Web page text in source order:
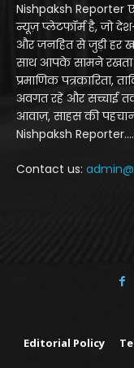
Nishpaksh Reporter
न्यूज़ प्लेटफॉर्म है, जो
और जनहित से जुड़ी हर
साथ आपके सामने रखता
प्रमाणिक पत्रकारिता,
अवगत रहें और सच्चाई
आवाज़, साहस की
Nishpaksh
Contact us:
Editorial Policy